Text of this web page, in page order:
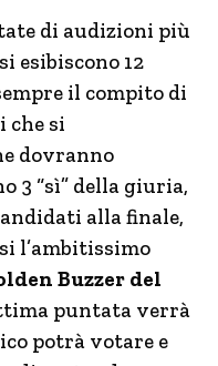
di audizioni più
esibiscono 12
il compito di
che si
dovranno
3 “sì” della giuria,
alla finale,
l’ambitissimo
Buzzer del
puntata verrà
potrà votare e